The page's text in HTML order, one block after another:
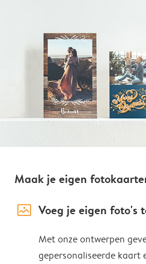
Maak je eigen
image_placeholder Voeg je eigen foto's
Met onze ontwerpen
gepersonaliseerde kaart